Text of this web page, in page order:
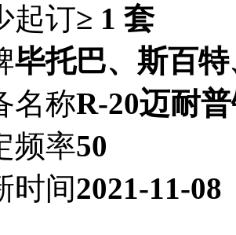
起订≥ 1 套
毕托巴、斯百
名称R-20迈耐
频率50
时间2021-11-08